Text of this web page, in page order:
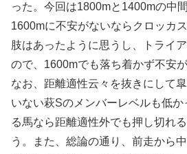
った。今回は1800mと1400mの中
1600mに不安がないならクロッカ
肢はあったように思うし、トライ
ので、1600mでも落ち着かず不安
なお、距離適性云々を抜きにして
いない萩Sのメンバーレベルも低
る馬なら距離適性外でも押し切れ
う。また、総論の通り、前走から